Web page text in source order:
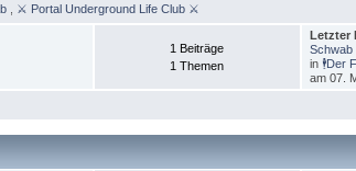
⚔ Portal Underground Life Club ⚔
1 Beiträge
1 Themen
Letzter
Schwab
in 🕴Der
am 07.